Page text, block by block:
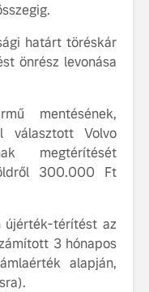
határt töréskár
önrész levonása
mentésének,
választott Volvo
megtérítését
300.000 Ft
újérték-térítést az
3 hónapos
alapján,
ismerje
tisztán
A Volvo
Country:
képes,
jut